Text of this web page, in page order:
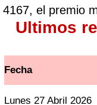
4167, el premio
Ultimos
Fecha
Lunes 27 Abril 2026